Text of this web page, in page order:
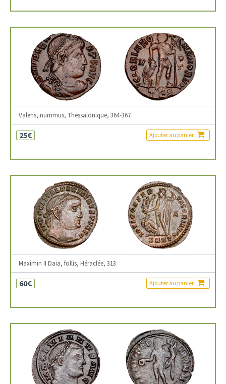
Valens, nummus, Thessalonique, 364-367
25€ Ajouter au panier
Maximin II Daia, follis, Héraclée, 313
60€ Ajouter au panier